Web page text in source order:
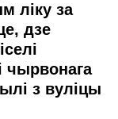
ліку за
дзе
чырвонага
з вуліцы